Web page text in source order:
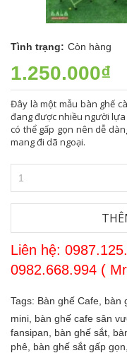
Tình trạng: Còn hàng
1.250.000₫
Đây là một mẫu bàn ghế
đang được nhiều người lựa
có thể gấp gọn nên dễ
mang đi dã ngoại.
Liên hệ:
0982.668.994 (
Tags: Bàn ghế Cafe, bàn
mini, bàn ghế cafe sân
fansipan, bàn ghế sắt,
phê, bàn ghế sắt gấp gọn,